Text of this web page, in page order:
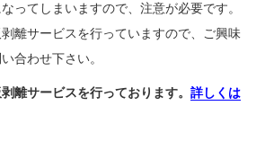
ってしまいますので、注意が必要です。
離サービスを行っていますので、ご興味
合わせ下さい。
離サービスを行っております。 詳しくは